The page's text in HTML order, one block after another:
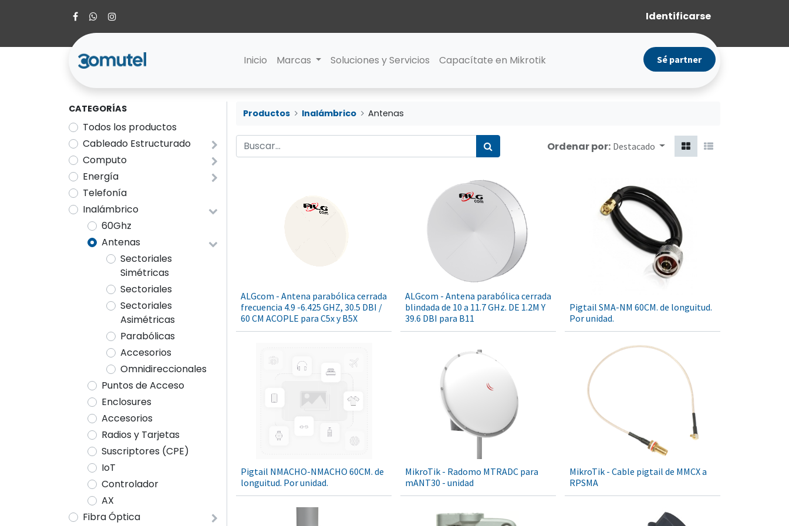
Identificarse
Inicio Marcas Soluciones y Servicios Capacítate en Mikrotik Sé partner
CATEGORÍAS
Todos los productos
Cableado Estructurado
Computo
Energía
Telefonía
Inalámbrico
60Ghz
Antenas
Sectoriales
Simétricas
Sectoriales
Sectoriales
Asimétricas
Parabólicas
Accesorios
Omnidireccionales
Puntos de Acceso
Enclosures
Accesorios
Radios y Tarjetas
Suscriptores (CPE)
IoT
Controlador
AX
Fibra Óptica
Productos Inalámbrico Antenas
Ordenar por: Destacado
ALGcom - Antena parabólica cerrada
frecuencia 4.9 -6.425 GHZ, 30.5 DBI /
60 CM ACOPLE para C5x y B5X
ALGcom - Antena parabólica cerrada
blindada de 10 a 11.7 GHz. DE 1.2M Y
39.6 DBI para B11
Pigtail SMA-NM 60CM. de longuitud.
Por unidad.
Pigtail NMACHO-NMACHO 60CM. de
longuitud. Por unidad.
MikroTik - Radomo MTRADC para
mANT30 - unidad
MikroTik - Cable pigtail de MMCX a
RPSMA